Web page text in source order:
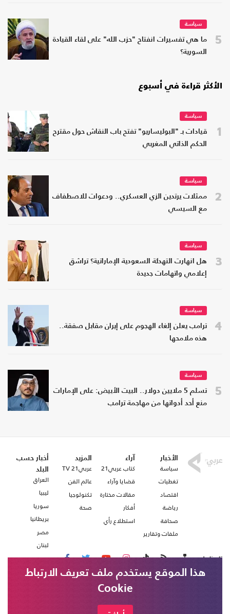
5
سياسة
ما هي تفسيرات انفتاح "حزب الله" على لقاء القيادة
السورية؟
الأكثر قراءة في أسبوع
1
سياسة
قيادات بـ "البوليساريو" تفتح باب النقاش حول مقترح
الحكم الذاتي المغربي
2
سياسة
ممثلات يرتدين الزي العسكري.. ودعوات للاصطفاف
مع السيسي
3
سياسة
هل انهارت التهدئة السعودية الإماراتية؟ تراشق
إعلامي واتهامات جديدة
4
سياسة
ترامب يعلن إلغاء الهجوم على إيران مقابل صفقة..
هذه ملامحها
5
سياسة
تسلم 5 ملايين دولار.. البيت الأبيض: على الإمارات
منع أحد أدواتها من مهاجمة ترامب
الأخبار
سياسة
تغطيات
اقتصاد
رياضة
صحافة
ملفات وتقارير
آراء
كتاب عربي21
قضايا وآراء
مقالات مختارة
أفكار
استطلاع رأي
المزيد
عربي21 TV
عالم الفن
تكنولوجيا
صحة
أخبار حسب
البلد
العراق
ليبيا
سوريا
بريطانيا
مصر
لبنان
تابعنا على
هذا الموقع يستخدم ملف تعريف الارتباط
Cookie